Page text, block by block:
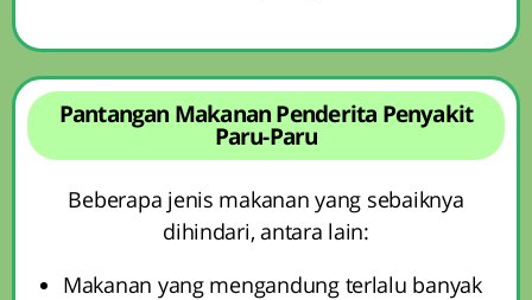
Pantangan Makanan Penderita Penyakit
Paru-Paru
Beberapa jenis makanan yang sebaiknya
dihindari, antara lain:
Makanan yang mengandung terlalu banyak